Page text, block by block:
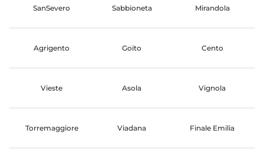
SanSevero Sabbioneta Mirandola
Agrigento Goito Cento
Vieste Asola Vignola
Torremaggiore Viadana Finale Emilia